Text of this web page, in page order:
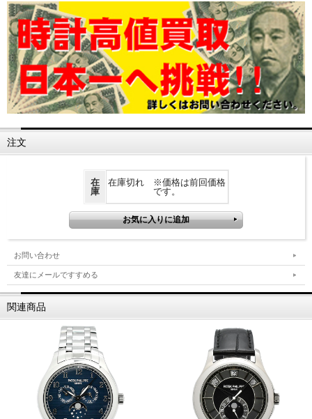
注文
在
庫
在庫切れ ※価格は前回価格
です。
お問い合わせ
友達にメールですすめる
関連商品